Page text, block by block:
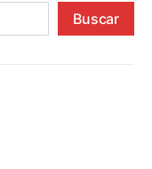
Buscar